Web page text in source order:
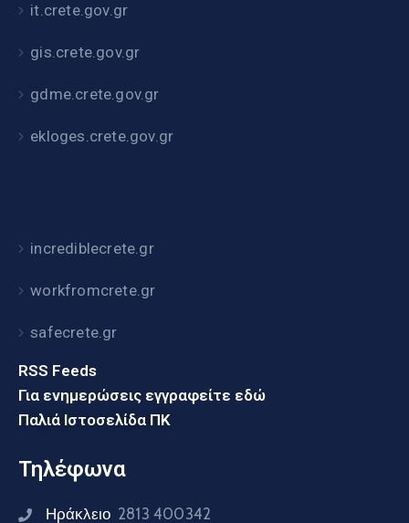
it.crete.gov.gr
gis.crete.gov.gr
gdme.crete.gov.gr
ekloges.crete.gov.gr
incrediblecrete.gr
workfromcrete.gr
safecrete.gr
RSS Feeds
Για ενημερώσεις εγγραφείτε εδώ
Παλιά Ιστοσελίδα ΠΚ
Τηλέφωνα
Ηράκλειο 2813 400342